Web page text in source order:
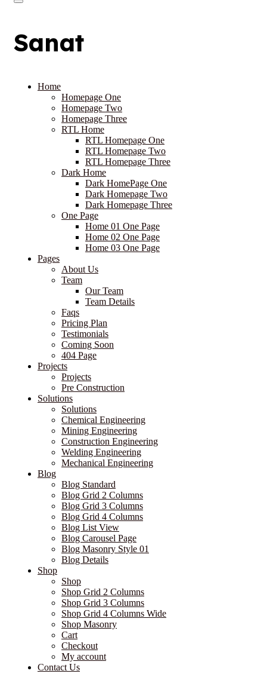
Sanat
Home
Homepage One
Homepage Two
Homepage Three
RTL Home
RTL Homepage One
RTL Homepage Two
RTL Homepage Three
Dark Home
Dark HomePage One
Dark Homepage Two
Dark Homepage Three
One Page
Home 01 One Page
Home 02 One Page
Home 03 One Page
Pages
About Us
Team
Our Team
Team Details
Faqs
Pricing Plan
Testimonials
Coming Soon
404 Page
Projects
Projects
Pre Construction
Solutions
Solutions
Chemical Engineering
Mining Engineering
Construction Engineering
Welding Engineering
Mechanical Engineering
Blog
Blog Standard
Blog Grid 2 Columns
Blog Grid 3 Columns
Blog Grid 4 Columns
Blog List View
Blog Carousel Page
Blog Masonry Style 01
Blog Details
Shop
Shop
Shop Grid 2 Columns
Shop Grid 3 Columns
Shop Grid 4 Columns Wide
Shop Masonry
Cart
Checkout
My account
Contact Us